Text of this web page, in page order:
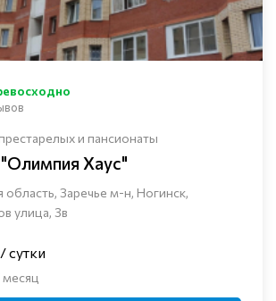
и пансионаты
Хаус"
область, Заречье м-н, Ногинск,
улица, 3в
/ сутки